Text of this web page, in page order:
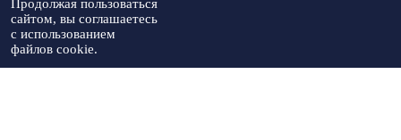
При использовании материалов
необходимо указывать источник
публикации
Продолжая пользоваться
сайтом, вы соглашаетесь
с использованием
файлов cookie.